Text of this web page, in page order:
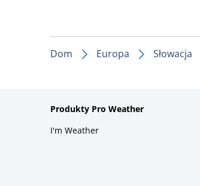
Dom Europa Słowacja
Produkty Pro Weather
I'm Weather